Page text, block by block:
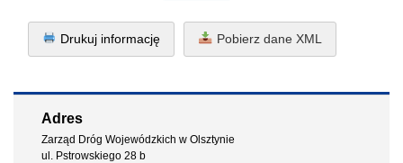
Drukuj informację Pobierz dane XML
Adres
Zarząd Dróg Wojewódzkich w Olsztynie
ul. Pstrowskiego 28 b